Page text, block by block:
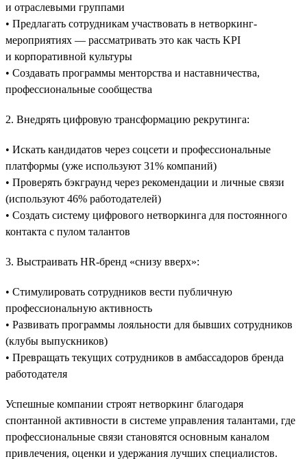
и отраслевыми группами
• Предлагать сотрудникам участвовать в нетворкинг-
мероприятиях — рассматривать это как часть KPI
и корпоративной культуры
• Создавать программы менторства и наставничества,
профессиональные сообщества
2. Внедрять цифровую трансформацию рекрутинга:
• Искать кандидатов через соцсети и профессиональные
платформы (уже используют 31% компаний)
• Проверять бэкграунд через рекомендации и личные связи
(используют 46% работодателей)
• Создать систему цифрового нетворкинга для постоянного
контакта с пулом талантов
3. Выстраивать HR-бренд «снизу вверх»:
• Стимулировать сотрудников вести публичную
профессиональную активность
• Развивать программы лояльности для бывших сотрудников
(клубы выпускников)
• Превращать текущих сотрудников в амбассадоров бренда
работодателя
Успешные компании строят нетворкинг благодаря
спонтанной активности в системе управления талантами, где
профессиональные связи становятся основным каналом
привлечения, оценки и удержания лучших специалистов.